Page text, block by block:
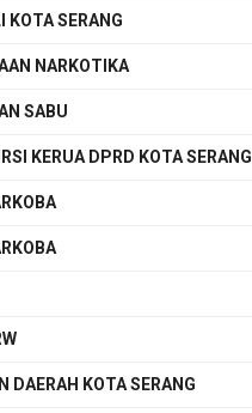
KOTA SERANG
NARKOTIKA
SABU
KERUA DPRD KOTA SERANG
DAERAH KOTA SERANG